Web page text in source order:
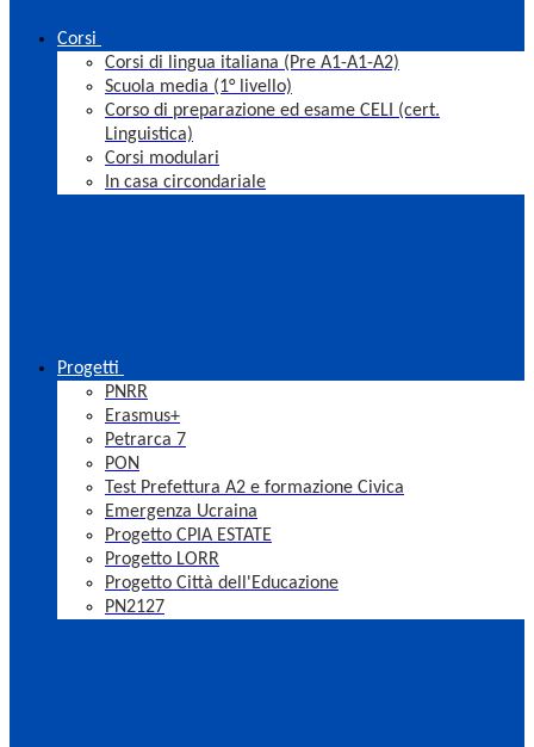
Corsi
Corsi di lingua italiana (Pre A1-A1-A2)
Scuola media (1° livello)
Corso di preparazione ed esame CELI (cert.
Linguistica)
Corsi modulari
In casa circondariale
Progetti
PNRR
Erasmus+
Petrarca 7
PON
Test Prefettura A2 e formazione Civica
Emergenza Ucraina
Progetto CPIA ESTATE
Progetto LORR
Progetto Città dell'Educazione
PN2127